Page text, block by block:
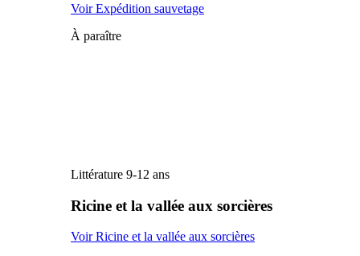
Voir Expédition sauvetage
À paraître
Littérature 9-12 ans
Ricine et la vallée aux sorcières
Voir Ricine et la vallée aux sorcières